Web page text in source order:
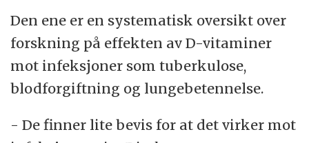
Den ene er en systematisk oversikt over
forskning på effekten av D-vitaminer
mot infeksjoner som tuberkulose,
blodforgiftning og lungebetennelse.
- De finner lite bevis for at det virker mot